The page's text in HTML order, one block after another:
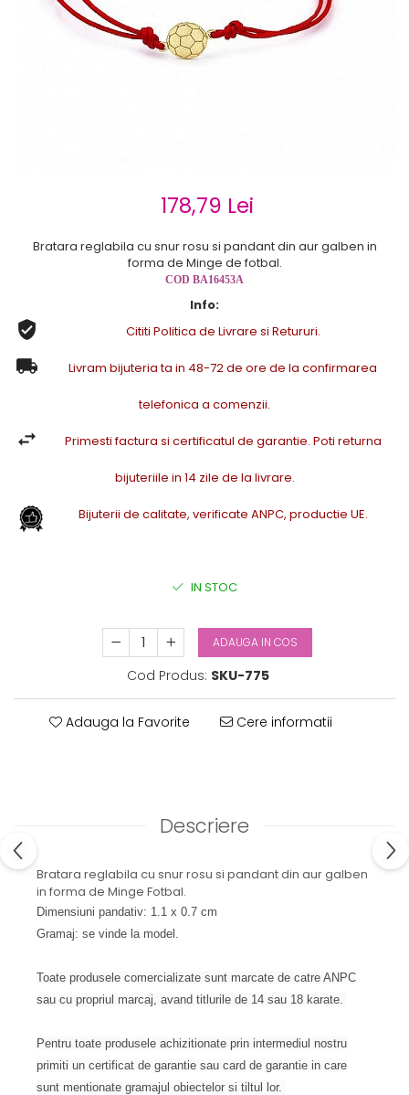
Cercei de aur lungi cu lant
Cercei din aur tortite
178,79 Lei
Bratara reglabila cu snur rosu si pandant din aur galben in
forma de Minge de fotbal.
COD BA16453A
Info:
Cititi Politica de Livrare si Retururi.
Livram bijuteria ta in 48-72 de ore de la confirmarea
telefonica a comenzii.
Primesti factura si certificatul de garantie. Poti returna
bijuteriile in 14 zile de la livrare.
Bijuterii de calitate, verificate ANPC, productie UE.
IN STOC
ADAUGA IN COS
Cod Produs: SKU-775
Adauga la Favorite Cere informatii
Descriere
Bratara reglabila cu snur rosu si pandant din aur galben
in forma de Minge Fotbal.
Dimensiuni pandativ: 1.1 x 0.7 cm
Gramaj: se vinde la model.
Toate produsele comercializate sunt marcate de catre ANPC
sau cu propriul marcaj, avand titlurile de 14 sau 18 karate.
Pentru toate produsele achizitionate prin intermediul nostru
primiti un certificat de garantie sau card de garantie in care
sunt mentionate gramajul obiectelor si tiltul lor.